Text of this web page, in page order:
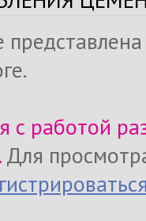
с работой
Для